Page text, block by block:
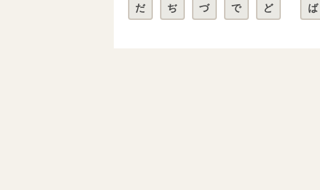
だ ぢ づ で ど ば